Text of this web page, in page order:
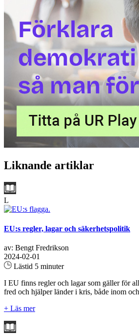
Liknande artiklar
L
EU:s regler, lagar och säkerhetspolitik
av: Bengt Fredrikson
2024-02-01
Lästid 5 minuter
I EU finns regler och lagar som gäller för
fred och hjälper länder i kris, både inom
+ Läs mer